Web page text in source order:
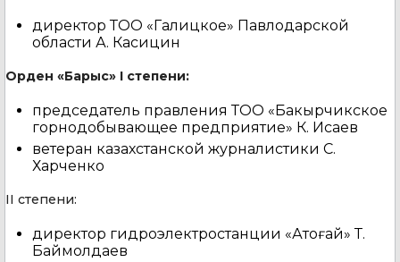
директор ТОО «Галицкое» Павлодарской
области А. Касицин
Орден «Барыс» І степени:
председатель правления ТОО «Бакырчикское
горнодобывающее предприятие» К. Исаев
ветеран казахстанской журналистики С.
Харченко
ІІ степени:
директор гидроэлектростанции «Ақтоғай» Т.
Баймолдаев